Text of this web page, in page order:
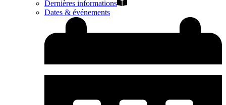
Dernières informations
Dates & événements